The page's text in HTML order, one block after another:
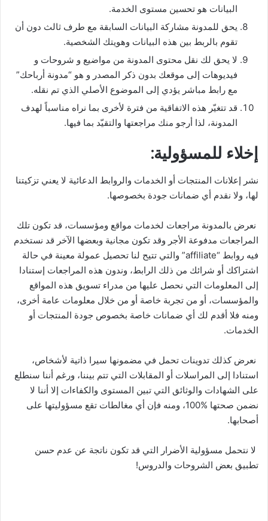
ﺍﻟﺒﻴﺎﻧﺎﺕ ﻫﻮ ﺗﺤﺴﻴﻦ ﻣﺴﺘﻮﻯ ﺍﻟﺨﺪﻣﺔ.
ﻳﺤﻖ ﻟﻠﻤﺪﻭﻧﺔ ﻣﺸﺎﺭﻛﺔ ﺍﻟﺒﻴﺎﻧﺎﺕ السابقة ﻣﻊ ﻃﺮﻑ ﺛﺎﻟﺚ ﺩﻭﻥ ﺃﻥ
ﺗﻘﻮﻡ ﺑﺎﻟﺮﺑﻂ ﺑﻴﻦ ﻫﺬﻩ ﺍﻟﺒﻴﺎﻧﺎﺕ ﻭﻫﻮﻳﺘﻚ ﺍﻟﺸﺨﺼﻴﺔ.
لا يحق لك نقل محتوى المدونة من مواضيع و شروحات و
فيديوهات إلى موقعك بدون ذكر المصدر و هو “مدونة أرباحك”
مع رابط مباشر يؤدي إلى الموضوع الأصلي الذي تم نقله.
ﻗﺪ ﺗﺘﻐﻴّﺮ ﻫﺬﻩ ﺍﻻﺗﻔﺎﻗﻴﺔ ﻣﻦ ﻓﺘﺮﺓ ﻷﺧﺮﻯ ﺑﻤﺎ نراﻩ ﻣﻨﺎﺳﺒﺎً ﻟﻬﺪﻑ
ﺍﻟﻤﺪﻭﻧﺔ، ﻟﺬﺍ ﺃﺭﺟﻮ ﻣﻨﻚ ﻣﺮﺍﺟﻌﺘﻬﺎ ﻭﺍﻟﺘﻘﻴّﺪ ﺑﻤﺎ ﻓﻴﻬﺎ.
ﺇﺧﻼﺀ للمسؤولية:
ﻧﺸﺮ ﺇﻋﻼﻧﺎﺕ ﺍﻟﻤﻨﺘﺠﺎﺕ ﺃﻭ ﺍﻟﺨﺪﻣﺎت ﻭﺍﻟﺮﻭﺍﺑﻂ ﺍﻟﺪﻋﺎﺋﻴﺔ ﻻ ﻳﻌﻨﻲ تزكيتنا
ﻟﻬﺎ، ﻭﻻ نقدم ﺃﻱ ﺿﻤﺎﻧﺎﺕ ﺟﻮﺩﺓ ﺑﺨﺼﻮﺻﻬﺎ.
نعرض ﺑﺎﻟﻤﺪﻭﻧﺔ ﻣﺮﺍﺟﻌﺎﺕ ﻟﺨﺪﻣﺎﺕ ﻣﻮﺍﻗﻊ ﻭﻣﺆﺳﺴﺎﺕ، ﻗﺪ ﺗﻜﻮﻥ ﺗﻠﻚ
ﺍﻟﻤﺮﺍﺟﻌﺎﺕ ﻣﺪﻓﻮﻋﺔ ﺍﻷﺟﺮ ﻭﻗﺪ ﺗﻜﻮﻥ ﻣﺠﺎﻧﻴﺔ ﻭﺑﻌﻀﻬﺎ ﺍﻵﺧﺮ ﻗﺪ نستخدم
ﻓﻴﻪ ﺭﻭﺍﺑﻂ “affiliate” والتي ﺗﺘﻴﺢ لنا ﺗﺤﺼﻴﻞ ﻋﻤﻮﻟﺔ ﻣﻌﻴﻨﺔ ﻓﻲ ﺣﺎﻟﺔ
ﺍﺷﺘﺮﺍﻛﻚ ﺃﻭ ﺷﺮﺍﺋﻚ ﻣﻦ ﺫﻟﻚ ﺍﻟﺮﺍﺑﻂ، وندون ﻫﺬﻩ ﺍﻟﻤﺮﺍﺟﻌﺎﺕ إستنادا
ﺇﻟﻰ ﺍﻟﻤﻌﻠﻮﻣﺎﺕ ﺍﻟﺘﻲ نحصل ﻋﻠﻴﻬﺎ ﻣﻦ ﻣﺪﺭﺍﺀ ﺗﺴﻮﻳﻖ ﻫﺬﻩ ﺍﻟﻤﻮﺍﻗﻊ
ﻭﺍﻟﻤﺆﺳﺴﺎﺕ، ﺃﻭ ﻣﻦ ﺗﺠﺮﺑﺔ ﺧﺎﺻﺔ ﺃﻭ ﻣﻦ ﺧﻼﻝ ﻣﻌﻠﻮﻣﺎﺕ ﻋﺎﻣﺔ أخرى،
ﻭﻣﻨﻪ ﻓﻼ ﺃﻗﺪﻡ ﻟﻚ ﺃﻱ ﺿﻤﺎﻧﺎﺕ ﺧﺎﺻﺔ ﺑﺨﺼﻮﺹ ﺟﻮﺩﺓ ﺍﻟﻤﻨﺘﺠﺎﺕ ﺃﻭ
ﺍﻟﺨﺪﻣﺎﺕ.
نعرض ﻛﺬﻟﻚ ﺗﺪﻭﻳﻨﺎﺕ ﺗﺤﻤﻞ ﻓﻲ ﻣﻀﻤﻮﻧﻬﺎ ﺳﻴﺮﺍ ﺫﺍﺗﻴﺔ ﻷﺷﺨﺎﺹ،
استنادا ﺇﻟﻰ ﺍﻟﻤﺮﺍﺳﻼﺕ ﺃﻭ ﺍﻟﻤﻘﺎﺑﻼﺕ ﺍﻟﺘﻲ ﺗﺘﻢ ﺑﻴﻨﻨﺎ، ﻭﺭﻏﻢ أننا سنطلع
ﻋﻠﻰ ﺍﻟﺸﻬﺎﺩﺍﺕ ﻭﺍﻟﻮﺛﺎﺋﻖ ﺍﻟﺘﻲ ﺗﺒﻴﻦ ﺍﻟﻤﺴﺘﻮﻯ ﻭﺍﻟﻜﻔﺎﺀﺍﺕ ﺇﻻ أننا ﻻ
نضمن ﺻﺤﺘﻬﺎ %100، ﻭﻣﻨﻪ ﻓﺈﻥ ﺃﻱ ﻣﻐﺎﻟﻄﺎﺕ ﺗﻘﻊ مسؤوليتها على
ﺃﺻﺤﺎﺑﻬﺎ.
ﻻ ﻧﺘﺤﻤﻞ ﻣﺴﺆﻭﻟﻴﺔ ﺍلأﺿﺮﺍﺭ ﺍﻟﺘﻲ ﻗﺪ ﺗﻜﻮن ﻧﺎﺗﺠﺔ ﻋﻦ ﻋﺪﻡ ﺣﺴﻦ
تطبيق ﺑﻌﺾ ﺍﻟﺸﺮﻭﺣﺎﺕ والدروس!